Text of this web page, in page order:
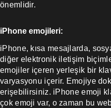
önemlidir.
iPhone emojileri:
iPhone, kısa mesajlarda,
diğer elektronik iletişim
emojiler içeren yerleşik bir
varyasyonu içerir. Emojiye
erişebilirsiniz. iPhone emoji
çok emoji var, o zaman bu